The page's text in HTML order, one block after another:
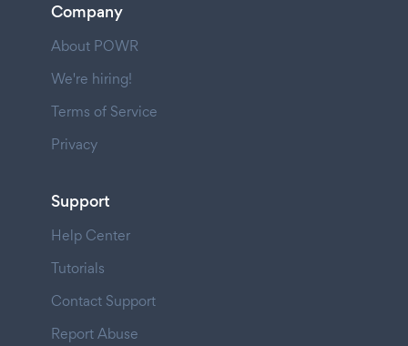
Company
About POWR
We're hiring!
Terms of Service
Privacy
Support
Help Center
Tutorials
Contact Support
Report Abuse